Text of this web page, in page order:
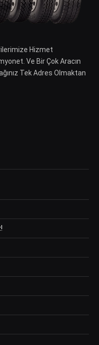
Hizmet
Ve Bir Çok Aracın
Tek Adres Olmaktan